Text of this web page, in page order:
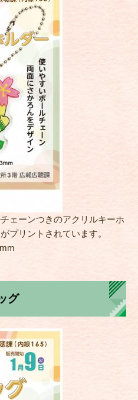
ェーンつきのアクリルキーホ
プリントされています。
グ